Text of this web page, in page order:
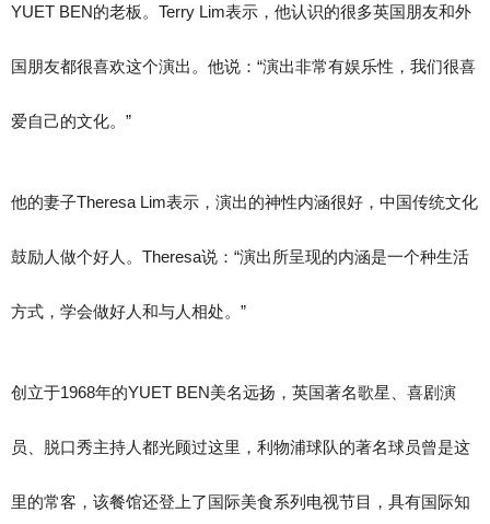
YUET BEN的老板。Terry Lim表示，他认识的很多英国朋友和外
国朋友都很喜欢这个演出。他说：“演出非常有娱乐性，我们很喜
爱自己的文化。”
他的妻子Theresa Lim表示，演出的神性内涵很好，中国传统文化
鼓励人做个好人。Theresa说：“演出所呈现的内涵是一个种生活
方式，学会做好人和与人相处。”
创立于1968年的YUET BEN美名远扬，英国著名歌星、喜剧演
员、脱口秀主持人都光顾过这里，利物浦球队的著名球员曾是这
里的常客，该餐馆还登上了国际美食系列电视节目，具有国际知